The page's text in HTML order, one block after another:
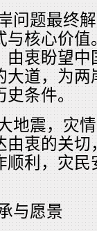
问题最终
与核心价
由衷盼望
大道，为
史条件。
地震，灾
由衷的关
顺利，灾
与愿景